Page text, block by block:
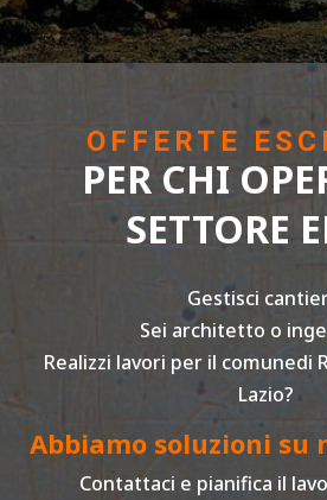
OFFERTE
PER CHI
SETTORE
Gestisci
Sei architetto o
Realizzi lavori per il comunedi
Lazio?
Abbiamo soluzioni su
Contattaci e pianifica il